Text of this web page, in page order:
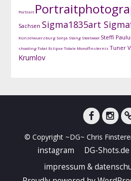
Portrait
Sachsen Sigma1835art
Künzelwuerzburg Sonja Stang Steelwool Steffi
shootingTotal EclipseTotale Mondfinsternis Tuner
Krumlov
© Copyright ~DG~ Chris
instagram DG-Shots.de
impressum &